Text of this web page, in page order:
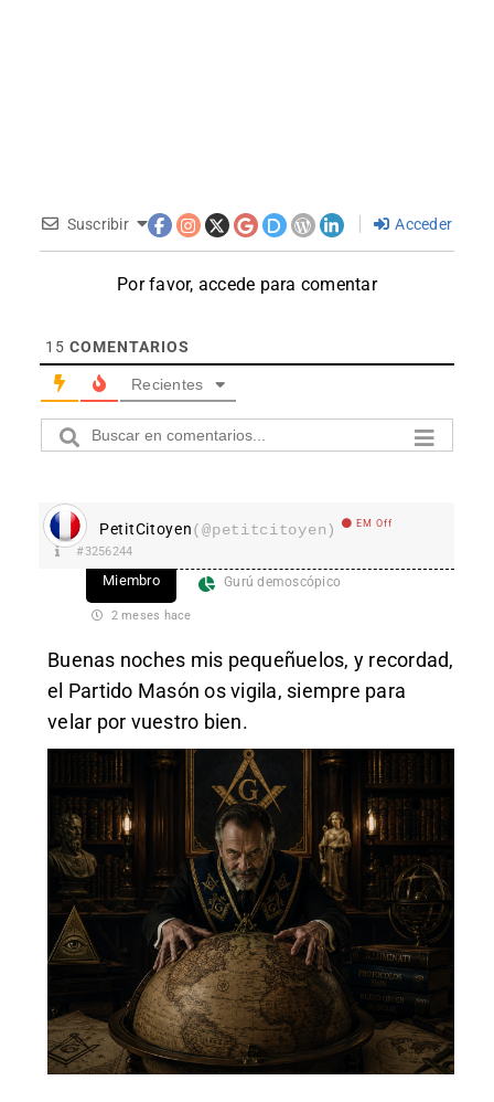
Suscribir Acceder
Por favor, accede para comentar
15 COMENTARIOS
Recientes
PetitCitoyen(@petitcitoyen) EM Off
#3256244
Miembro Gurú demoscópico
2 meses hace
Buenas noches mis pequeñuelos, y recordad,
el Partido Masón os vigila, siempre para
velar por vuestro bien.